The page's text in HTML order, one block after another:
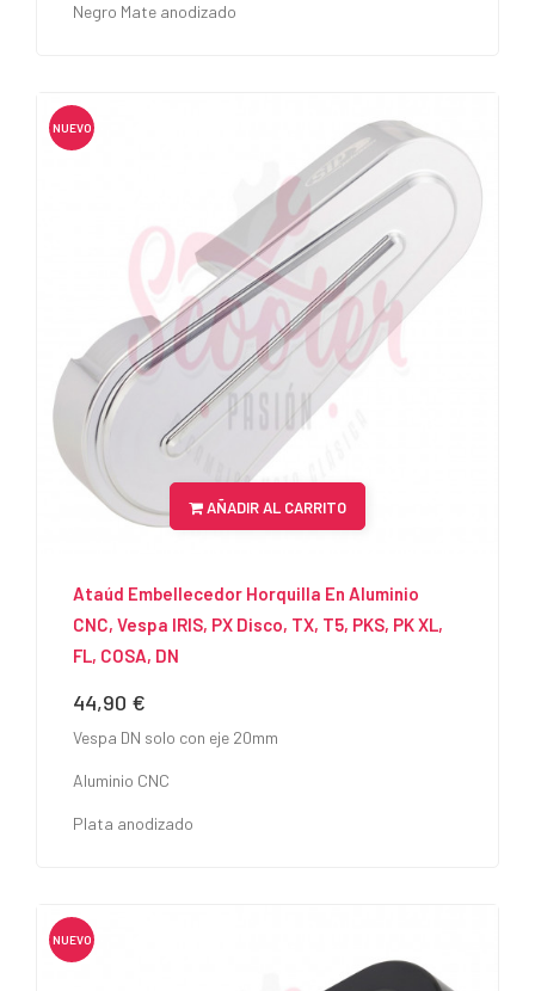
Negro Mate anodizado
NUEVO
AÑADIR AL CARRITO
Ataúd Embellecedor Horquilla En Aluminio
CNC, Vespa IRIS, PX Disco, TX, T5, PKS, PK XL,
FL, COSA, DN
Precio
44,90 €
Vespa DN solo con eje 20mm
Aluminio CNC
Plata anodizado
NUEVO